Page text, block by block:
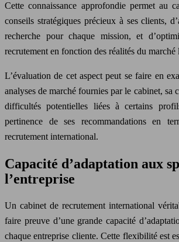
Cette connaissance approfondie permet au
conseils stratégiques précieux à ses clients,
recherche pour chaque mission, et
recrutement en fonction des réalités du marché
L’évaluation de cet aspect peut se faire en
analyses de marché fournies par le cabinet, sa
difficultés potentielles liées à certains
pertinence de ses recommandations en
recrutement international.
Capacité d’adaptation aux
l’entreprise
Un cabinet de recrutement international
faire preuve d’une grande capacité
chaque entreprise cliente. Cette flexibilité est